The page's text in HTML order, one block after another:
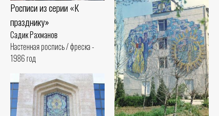
Росписи из серии «К
празднику»
Садик Рахманов
Настенная роспись / фреска -
1986 год